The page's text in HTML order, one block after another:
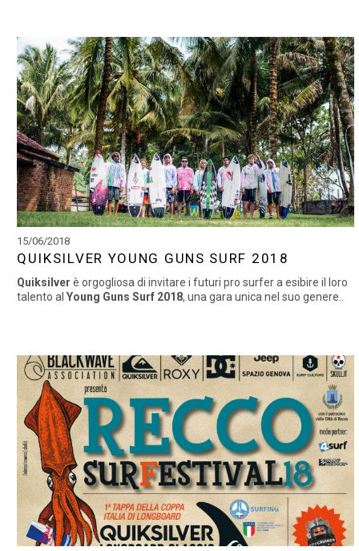
15/06/2018
QUIKSILVER YOUNG GUNS SURF 2018
Quiksilver è orgogliosa di invitare i futuri pro surfer a esibire il loro
talento al Young Guns Surf 2018, una gara unica nel suo genere..